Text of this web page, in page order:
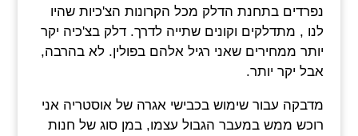
נפרדים בתחנת הדלק מכל הקרונות הצ'כיות שהיו
לנו , מתדלקים וקונים שתייה לדרך. דלק בצ'כיה יקר
יותר ממחירים שאני רגיל אלהם בפולין. לא בהרבה,
אבל יקר יותר.
מדבקה עבור שימוש בכבישי אגרה של אוסטריה אני
רוכש ממש במעבר הגבול עצמו, במן סוג של חנות